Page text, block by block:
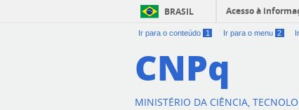
BRASIL Acesso à
Ir para o conteúdo 1 Ir para o menu 2
CNPq
MINISTÉRIO DA CIÊNCIA,